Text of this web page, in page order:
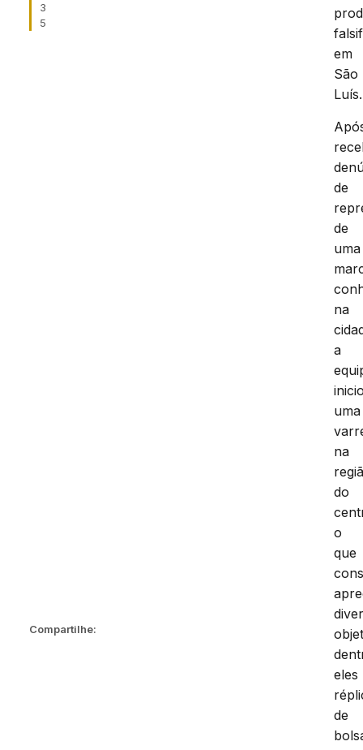
3
5
Compartilhe:
em
São
Luís.
de
de
uma
na
a
uma
na
do
o
que
eles
de